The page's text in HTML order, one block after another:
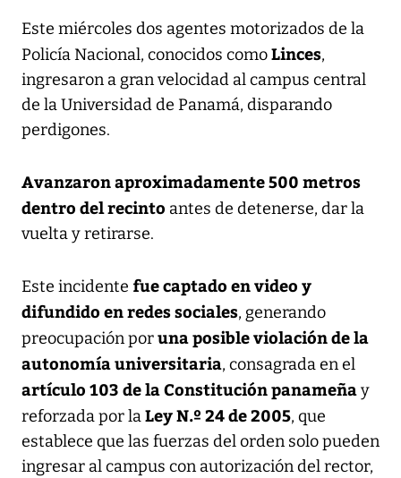
Este miércoles dos agentes motorizados de la
Policía Nacional, conocidos comoLinces,
ingresaron a gran velocidad al campus central
de la Universidad de Panamá, disparando
perdigones.
Avanzaron aproximadamente 500 metros
dentro del recinto antes de detenerse, dar la
vuelta y retirarse.
Este incidente fue captado en video y
difundido en redes sociales, generando
preocupación poruna posible violación de la
autonomía universitaria, consagrada en el
artículo 103 de la Constitución panameñay
reforzada por laLey N.º 24 de 2005, que
establece que las fuerzas del orden solo pueden
ingresar al campus con autorización del rector,